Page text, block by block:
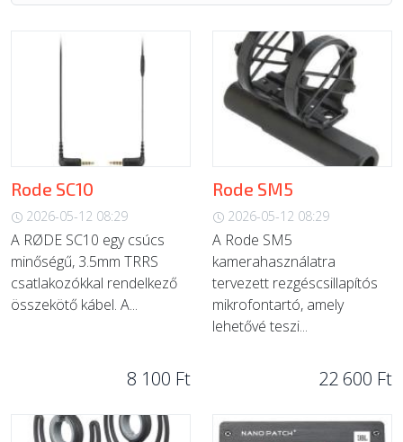
Rode SC10
2026-05-12 08:29
A RØDE SC10 egy csúcs
minőségű, 3.5mm TRRS
csatlakozókkal rendelkező
összekötő kábel. A...
8 100 Ft
Rode SM5
2026-05-12 08:29
A Rode SM5
kamerahasználatra
tervezett rezgéscsillapítós
mikrofontartó, amely
lehetővé teszi...
22 600 Ft